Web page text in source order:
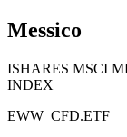
Messico
ISHARES MSCI
INDEX
EWW_CFD.ETF